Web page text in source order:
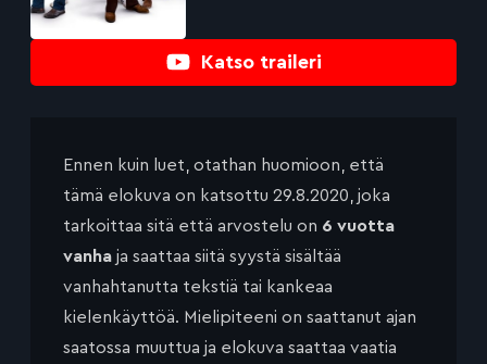
Katso traileri
Ennen kuin luet, otathan huomioon, että
tämä elokuva on katsottu 29.8.2020, joka
tarkoittaa sitä että arvostelu on 6 vuotta
vanha ja saattaa siitä syystä sisältää
vanhahtanutta tekstiä tai kankeaa
kielenkäyttöä. Mielipiteeni on saattanut ajan
saatossa muuttua ja elokuva saattaa vaatia